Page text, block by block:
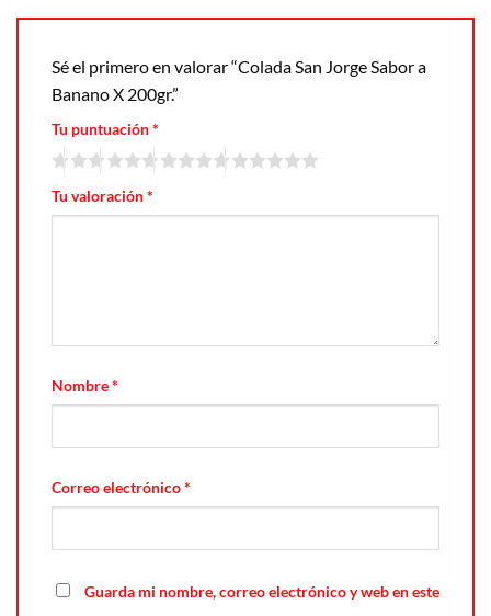
Sé el primero en valorar “Colada San Jorge Sabor a
Banano X 200gr.”
Tu puntuación*
Tu valoración*
Nombre*
Correo electrónico*
Guarda mi nombre, correo electrónico y web en este